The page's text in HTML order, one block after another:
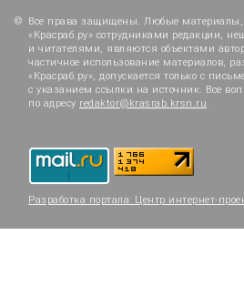
Все права защищены. Любые
«Красраб.ру» сотрудниками редакции,
и читателями, являются объектами
частичное использование материалов,
«Красраб.ру», допускается только с
с указанием ссылки на источник. Все
по адресу redaktor@krasrab.krsn.ru.
Разработка портала: Центр интернет-